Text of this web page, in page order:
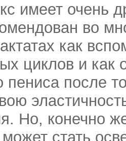
имеет очень
во
как
циклов и
пениса после
Но, конечно
стать